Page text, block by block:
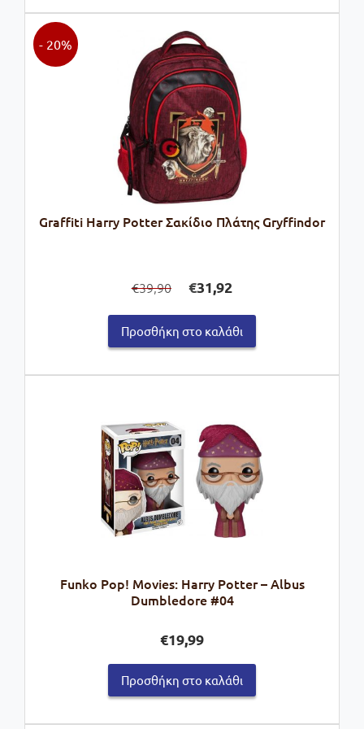
Graffiti Harry Potter Σακίδιο Πλάτης Gryffindor
- 20%
€39,90
price
was:
€39,90.
€31,92τρέχουσα
τιμή
είναι:
€31,92.
Προσθήκη στο καλάθι
Funko Pop! Movies: Harry Potter – Albus
Dumbledore #04
€19,99
Προσθήκη στο καλάθι